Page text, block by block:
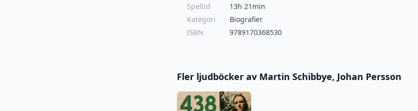
Speltid
13h 21min
Kategori
Biografier
ISBN
9789170368530
Fler ljudböcker av Martin Schibbye, Johan Persson